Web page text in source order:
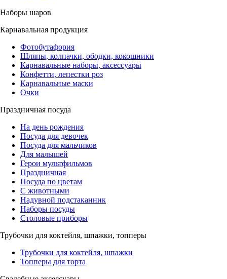
Наборы шаров
Карнавальная продукция
Фотобутафория
Шляпы, колпачки, ободки, кокошники
Карнавальные наборы, аксессуары
Конфетти, лепестки роз
Карнавальные маски
Очки
Праздничная посуда
На день рождения
Посуда для девочек
Посуда для мальчиков
Для малышей
Герои мультфильмов
Праздничная
Посуда по цветам
С животными
Надувной подстаканник
Наборы посуды
Столовые приборы
Трубочки для коктейля, шпажки, топперы
Трубочки для коктейля, шпажки
Топперы для торта